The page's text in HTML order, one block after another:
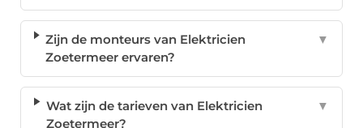
Zijn de monteurs van Elektricien
Zoetermeer ervaren?
▼
Wat zijn de tarieven van Elektricien
Zoetermeer?
▼